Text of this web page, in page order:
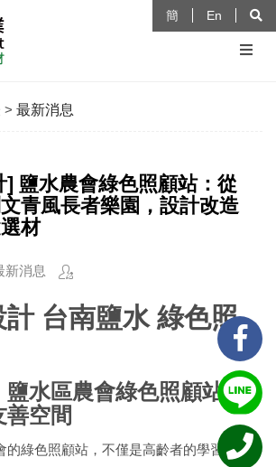
簡 En
> 最新消息
] 鹽水農會綠色照顧站：從
青風長者樂園，設計改造
材
新消息
台南鹽水 綠色照
鹽水區農會綠色照顧站，
空間
的綠色照顧站，不僅是高齡者的學習與